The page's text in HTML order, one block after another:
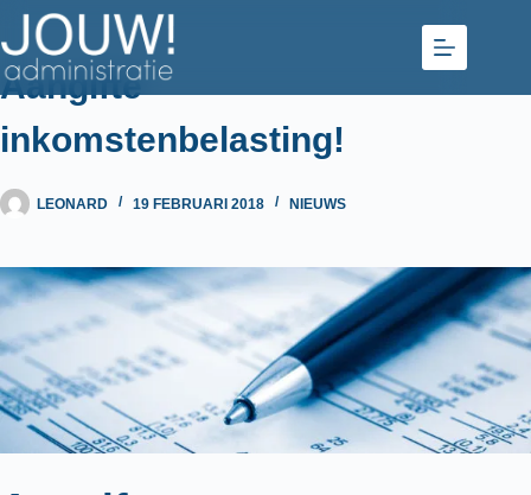
Ga
naar
de
Aangifte
inkomstenbelasting!
LEONARD 19 FEBRUARI 2018 NIEUWS